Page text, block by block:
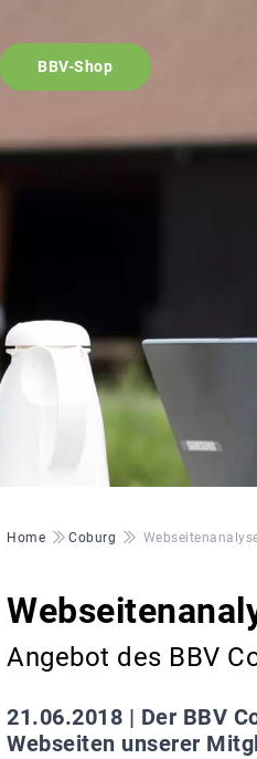
BBV-Shop
Pfadnavigation
Home Coburg
Angebot des BBV
21.06.2018 | Der BBV
Webseiten unserer